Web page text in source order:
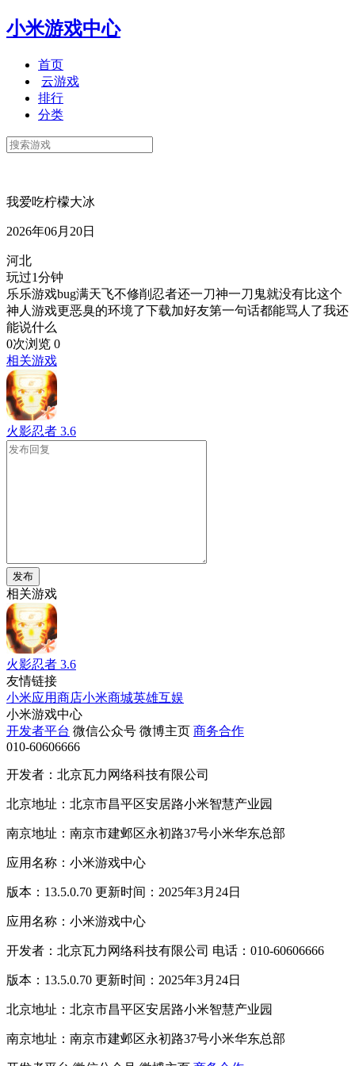
小米游戏中心
首页
云游戏
排行
分类
我爱吃柠檬大冰
2026年06月20日
河北
玩过1分钟
乐乐游戏bug满天飞不修削忍者还一刀神一刀鬼就没有比这个
神人游戏更恶臭的环境了下载加好友第一句话都能骂人了我还
能说什么
0次浏览 0
相关游戏
火影忍者 3.6
发布
相关游戏
火影忍者 3.6
友情链接
小米应用商店小米商城英雄互娱
小米游戏中心
开发者平台 微信公众号 微博主页 商务合作
010-60606666
开发者：北京瓦力网络科技有限公司
北京地址：北京市昌平区安居路小米智慧产业园
南京地址：南京市建邺区永初路37号小米华东总部
应用名称：小米游戏中心
版本：13.5.0.70 更新时间：2025年3月24日
应用名称：小米游戏中心
开发者：北京瓦力网络科技有限公司 电话：010-60606666
版本：13.5.0.70 更新时间：2025年3月24日
北京地址：北京市昌平区安居路小米智慧产业园
南京地址：南京市建邺区永初路37号小米华东总部